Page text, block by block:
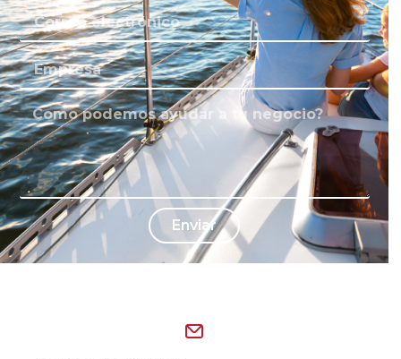
Enviar